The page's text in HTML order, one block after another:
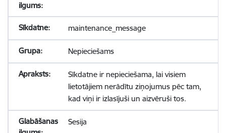
maintenance_message
Nepieciešams
Sīkdatne ir nepieciešama, lai visiem
lietotājiem nerādītu ziņojumus pēc tam,
kad viņi ir izlasījuši un aizvēruši tos.
Sesija